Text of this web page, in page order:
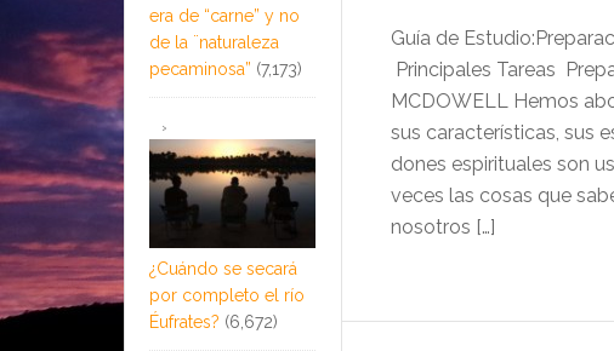
Guía de
Principales Tareas
MCDOWELL Hemos
sus características, sus
dones espirituales son
veces las cosas que
nosotros […]
era de “carne” y no
de la ¨naturaleza
pecaminosa” (7,173)
¿Cuándo se secará
por completo el río
Éufrates? (6,672)